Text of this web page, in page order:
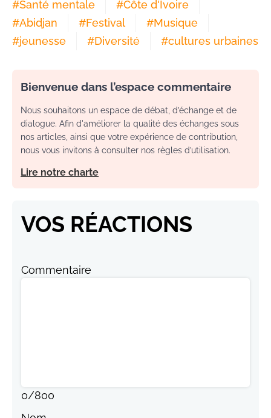
#Santé mentale #Côte d'Ivoire
#Abidjan #Festival #Musique
#jeunesse #Diversité #cultures urbaines
Bienvenue dans l’espace commentaire
Nous souhaitons un espace de débat, d’échange et de
dialogue. Afin d'améliorer la qualité des échanges sous
nos articles, ainsi que votre expérience de contribution,
nous vous invitons à consulter nos règles d’utilisation.
Lire notre charte
VOS RÉACTIONS
Commentaire
0/800